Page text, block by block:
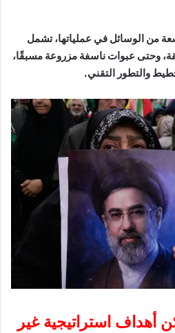
من الوسائل في عملياتها، تشمل
وحتى عبوات ناسفة مزروعة مسبقًا،
والتطور التقني.
أهداف استراتيجية غير